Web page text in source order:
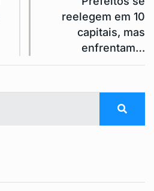
reelegem em 10
capitais, mas
enfrentam…